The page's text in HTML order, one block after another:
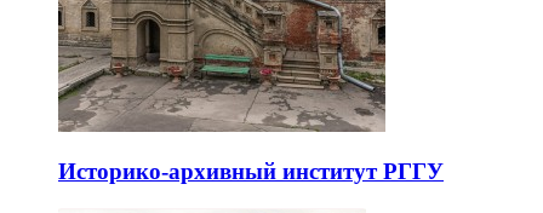
Историко-архивный институт РГГУ